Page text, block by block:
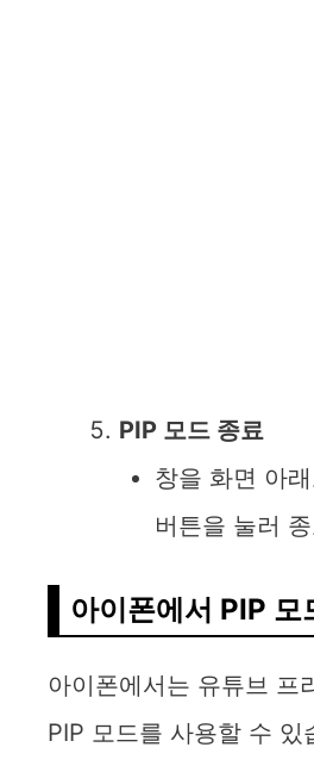
PIP 모드 종료
창을 화면 아
버튼을 눌러
아이폰에서 PIP 모
아이폰에서는 유튜브 프
PIP 모드를 사용할 수 있